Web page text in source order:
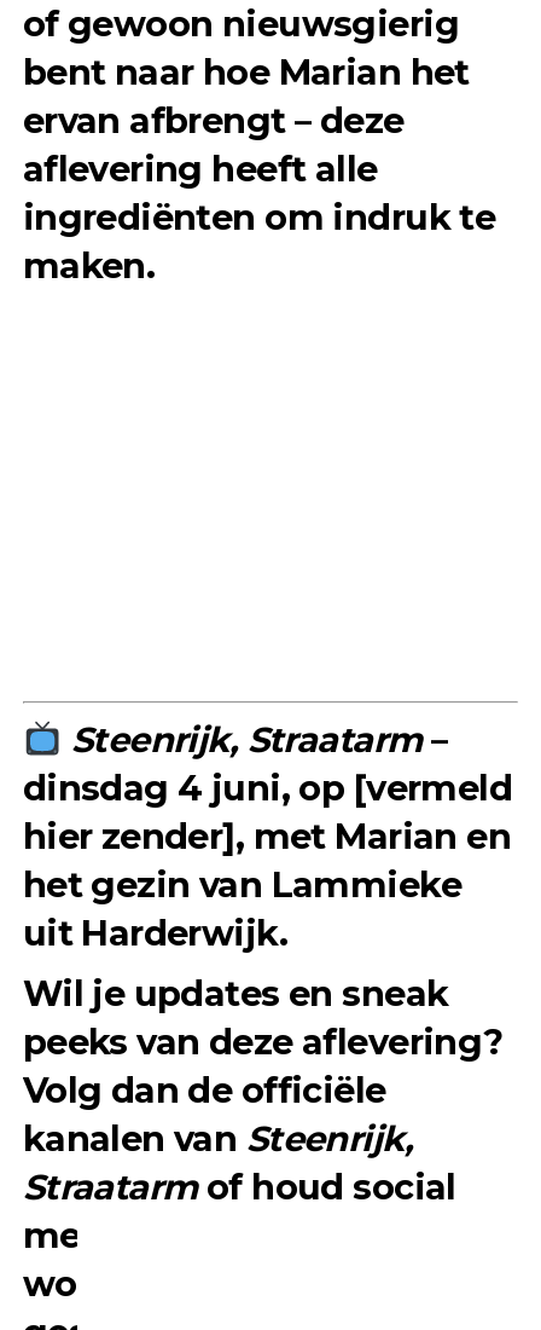
of gewoon nieuwsgierig
bent naar hoe Marian het
ervan afbrengt – deze
aflevering heeft alle
ingrediënten om indruk te
maken.
Steenrijk, Straatarm–
dinsdag 4 juni, op [vermeld
hier zender], met Marian en
het gezin van Lammieke
uit Harderwijk.
Wil je updates en sneak
peeks van deze aflevering?
Volg dan de officiële
kanalen van Steenrijk,
Straatarmof houd social
media in de gaten – daar
wordt alvast volop